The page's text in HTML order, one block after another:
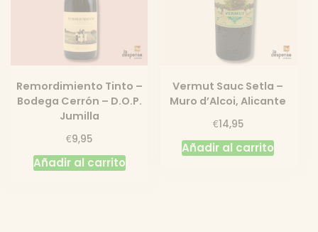
Remordimiento Tinto –
Bodega Cerrón – D.O.P.
Jumilla
€9,95
Añadir al carrito
Vermut Sauc Setla –
Muro d’Alcoi, Alicante
€14,95
Añadir al carrito